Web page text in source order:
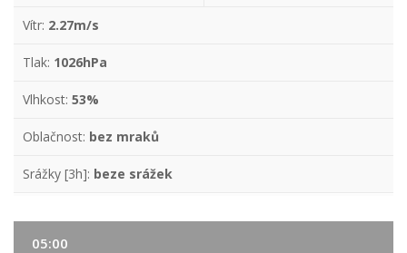
Vítr: 2.27m/s
Tlak: 1026hPa
Vlhkost: 53%
Oblačnost: bez mraků
Srážky [3h]: beze srážek
05:00